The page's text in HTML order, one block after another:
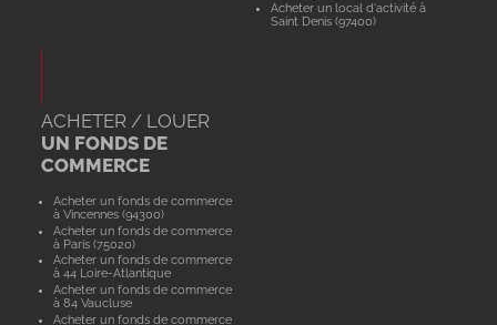
Acheter un local d'activité à
Saint Denis (97400)
ACHETER / LOUER
UN FONDS DE
COMMERCE
Acheter un fonds de commerce
à Vincennes (94300)
Acheter un fonds de commerce
à Paris (75020)
Acheter un fonds de commerce
à 44 Loire-Atlantique
Acheter un fonds de commerce
à 84 Vaucluse
Acheter un fonds de commerce